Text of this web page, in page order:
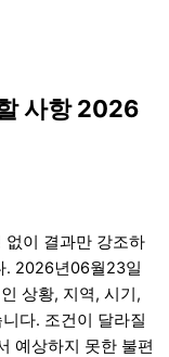
사항 2026
없이 결과만 강조하
. 2026년06월23일
상황, 지역, 시기,
다. 조건이 달라질
예상하지 못한 불편